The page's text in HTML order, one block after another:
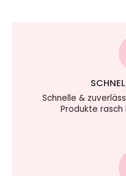
Schnelle &
Produkte rasch